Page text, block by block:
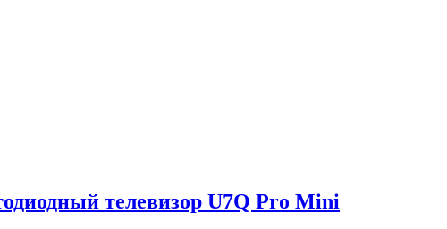
телевизор U7Q Pro Mini